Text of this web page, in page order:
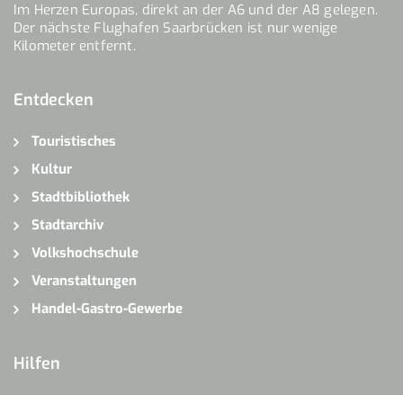
Im Herzen Europas, direkt an der A6 und der A8 gelegen.
Der nächste Flughafen Saarbrücken ist nur wenige
Kilometer entfernt.
Entdecken
Touristisches
Kultur
Stadtbibliothek
Stadtarchiv
Volkshochschule
Veranstaltungen
Handel-Gastro-Gewerbe
Hilfen